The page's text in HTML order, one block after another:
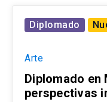
Diplomado
Arte
Diplomado
perspectivas